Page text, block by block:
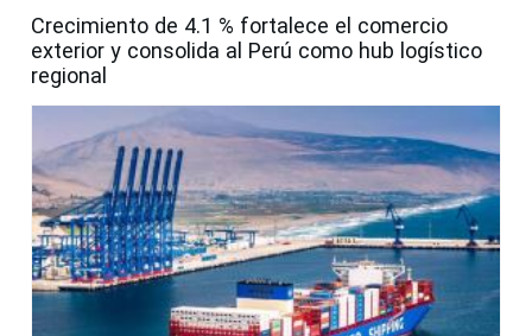
Crecimiento de 4.1 % fortalece el comercio
exterior y consolida al Perú como hub logístico
regional